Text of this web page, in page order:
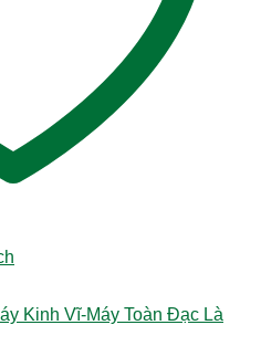
Kinh Vĩ-Máy Toàn Đạc Là